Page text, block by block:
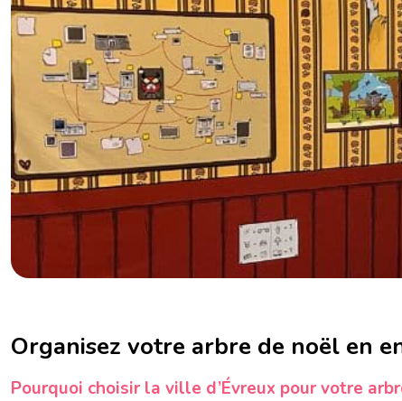
Séminaire Strasbourg
Séminaire Toulouse
Organisez votre arbre de noël en
Pourquoi choisir la ville d’Évreux pour votre